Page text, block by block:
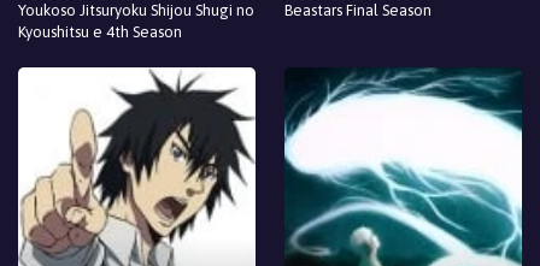
Youkoso Jitsuryoku Shijou Shugi no
Kyoushitsu e 4th Season
Beastars Final Season